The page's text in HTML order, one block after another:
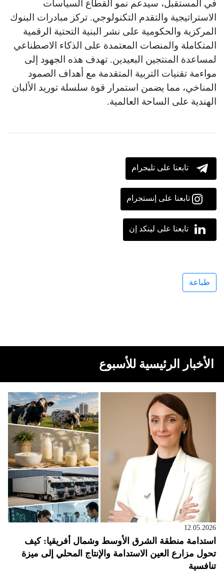
في المستقبل، سيدعم نمو القطاع السياسات
الاستراتيجية والتقدم التكنولوجي. تركز مبادرات البنوك
المركزية والحكومية على نشر البنية التحتية الرقمية
المتكاملة والمنصات المعتمدة على الذكاء الاصطناعي
لمساعدة المنتجين البعيدين. تهدف هذه الجهود إلى
مواءمة تقنيات التربية المتقدمة مع أهداف الصمود
المناخي، مما يضمن استمرار قوة سلسلة توريد الألبان
الهندية على الساحة العالمية.
تابعنا على تليجرام
تابعنا على إنستجرام
تابعنا على لينكد إن
طباعة
الأخبار الرئيسية للأسبوع
12.05.2026
استدامة منطقة الشرق الأوسط وشمال أفريقيا: كيف
تحول مزارع العين الاستدامة والإنتاج المحلي إلى ميزة
تنافسية